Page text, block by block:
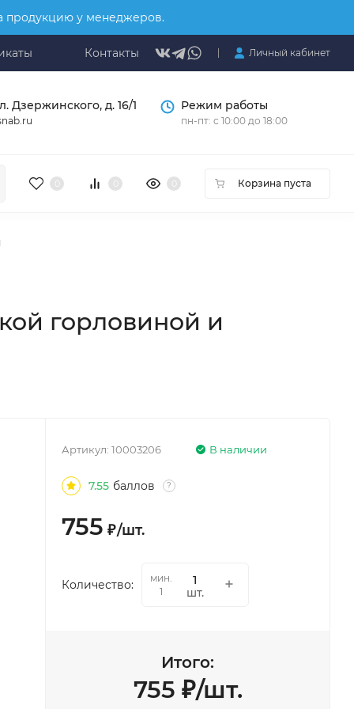
продукцию у менеджеров.
Контакты Личный кабинет
Дзержинского, д. 16/1 Режим работы
пн-пт: с 10:00 до 18:00
Корзина пуста
горловиной и
В наличии
Артикул:10003206
7.55 баллов ?
755 ₽/шт.
Количество:
мин.
1
шт.
Итого:
755 ₽/шт.